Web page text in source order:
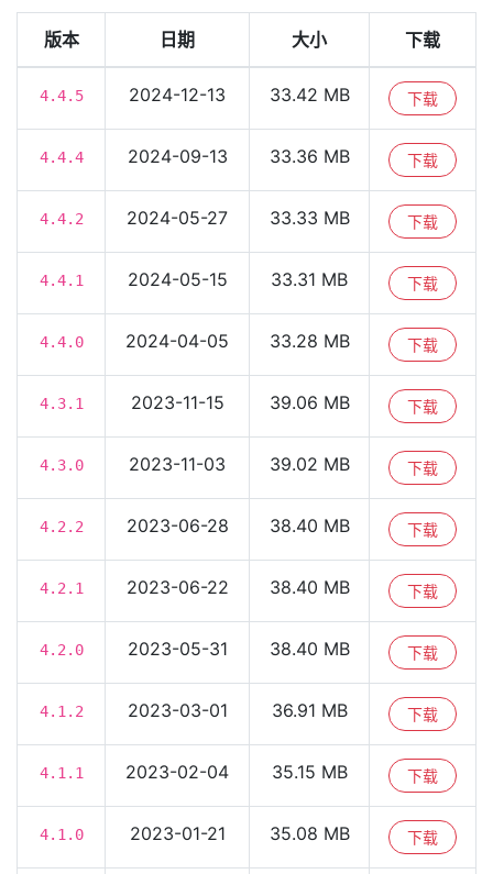
版本 日期 大小 下载
4.4.5 2024-12-13 33.42 MB 下载
4.4.4 2024-09-13 33.36 MB 下载
4.4.2 2024-05-27 33.33 MB 下载
4.4.1 2024-05-15 33.31 MB 下载
4.4.0 2024-04-05 33.28 MB 下载
4.3.1 2023-11-15 39.06 MB 下载
4.3.0 2023-11-03 39.02 MB 下载
4.2.2 2023-06-28 38.40 MB 下载
4.2.1 2023-06-22 38.40 MB 下载
4.2.0 2023-05-31 38.40 MB 下载
4.1.2 2023-03-01 36.91 MB 下载
4.1.1 2023-02-04 35.15 MB 下载
4.1.0 2023-01-21 35.08 MB 下载